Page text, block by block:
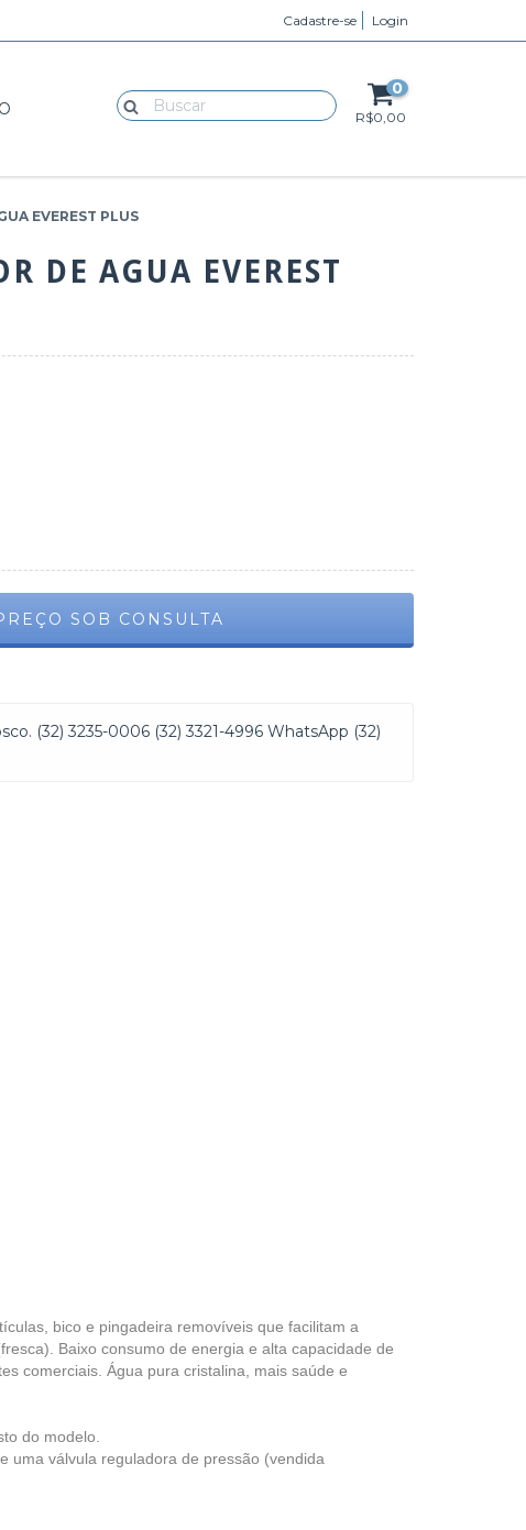
Cadastre-se Login
0
R$0,00
EVEREST PLUS
DE AGUA EVEREST
(32) 3235-0006 (32) 3321-4996 WhatsApp (32)
bico e pingadeira removíveis que facilitam a
Baixo consumo de energia e alta capacidade de
comerciais. Água pura cristalina, mais saúde e
do modelo.
uma válvula reguladora de pressão (vendida